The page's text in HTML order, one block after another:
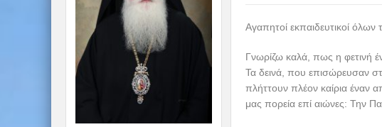
Αγαπητοί εκπαιδευτικοί όλων
Γνωρίζω καλά, πως η φετινή
Τα δεινά, που επισώρευσαν
πλήττουν πλέον καίρια έναν
μας πορεία επί αιώνες: Την